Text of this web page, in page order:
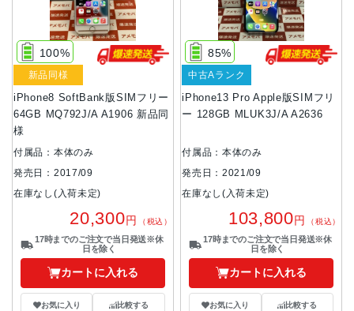
iPhone8 SoftBank版SIMフリー
64GB MQ792J/A A1906 新品同
様
100%
新品同様
付属品：本体のみ
発売日：2017/09
在庫なし(入荷未定)
20,300円 （税込）
17時までのご注文で当日発送※休
日を除く
カートに入れる
お気に入り 比較する
iPhone13 Pro Apple版SIMフリ
ー 128GB MLUK3J/A A2636
85%
中古Aランク
付属品：本体のみ
発売日：2021/09
在庫なし(入荷未定)
103,800円 （税込）
17時までのご注文で当日発送※休
日を除く
カートに入れる
お気に入り 比較する